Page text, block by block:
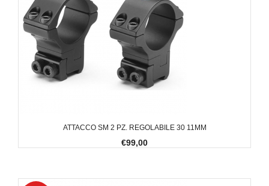
ATTACCO SM 2 PZ. REGOLABILE 30 11MM
€99,00